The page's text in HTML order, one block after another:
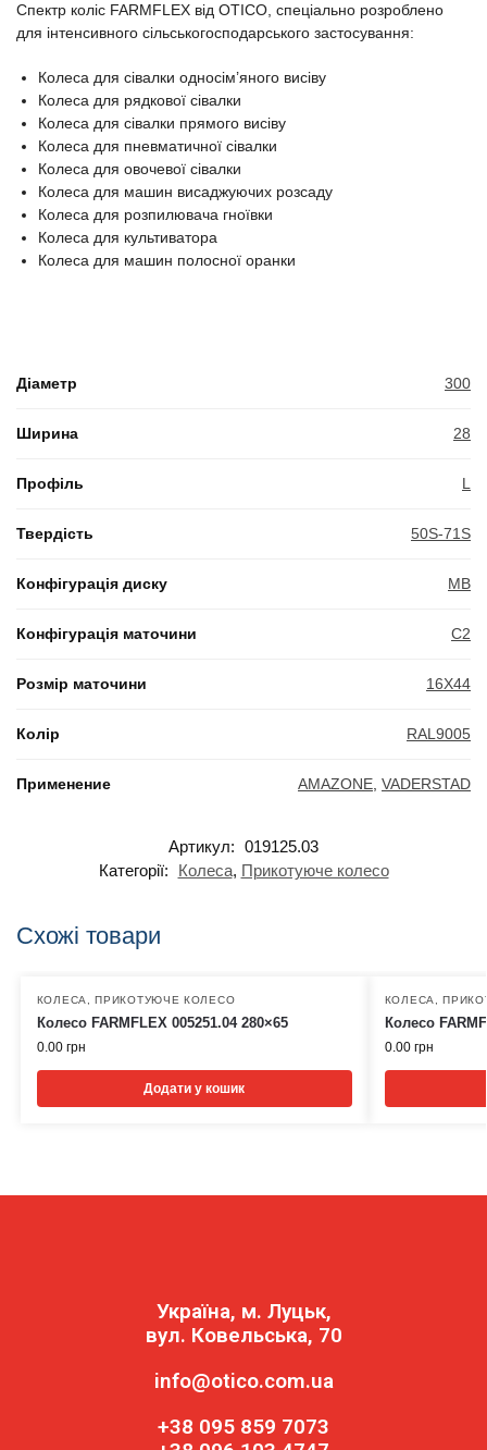
Спектр коліс FARMFLEX від OTICO, спеціально розроблено
для інтенсивного сільськогосподарського застосування:
Колеса для сівалки односім’яного висіву
Колеса для рядкової сівалки
Колеса для сівалки прямого висіву
Колеса для пневматичної сівалки
Колеса для овочевої сівалки
Колеса для машин висаджуючих розсаду
Колеса для розпилювача гноївки
Колеса для культиватора
Колеса для машин полосної оранки
Діаметр 300
Ширина 28
Профіль L
Твердість 50S-71S
Конфігурація диску MB
Конфігурація маточини C2
Розмір маточини 16X44
Колір RAL9005
Применение AMAZONE VADERSTAD
Артикул: 019125.03
Категорії:
Колеса, Прикотуюче колесо
Схожі товари
КОЛЕСА ,ПРИКОТУЮЧЕ КОЛЕСО
Колесо FARMFLEX 005251.04 280×65
0.00 грн
Додати у кошик
КОЛЕСА ,
Колесо
0.00 грн
Україна, м. Луцьк,
вул. Ковельська, 70
info@otico.com.ua
+38 095 859 7073